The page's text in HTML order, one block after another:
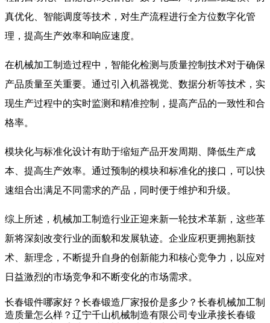
真优化、智能调度等技术，对生产流程进行全方位数字化管
理，提高生产效率和响应速度。
在机械加工制造过程中，智能化检测与质量控制技术对于确保
产品质量至关重要。通过引入机器视觉、数据分析等技术，实
现生产过程中的实时监测和精准控制，提高产品的一致性和合
格率。
模块化与标准化设计有助于缩短产品开发周期、降低生产成
本、提高生产效率。通过预制的模块和标准化的接口，可以快
速组合出满足不同需求的产品，同时便于维护和升级。
综上所述，机械加工制造行业正迎来新一轮技术革新，这些革
新将深刻改变行业的面貌和发展轨迹。企业应积更拥抱新技
术、新理念，不断提升自身的创新能力和核心竞争力，以应对
日益激烈的市场竞争和不断变化的市场需求。
长春锻件哪家好？长春锻造厂家报价是多少？长春机械加工制
造质量怎么样？辽宁千山机械制造有限公司专业承接长春锻